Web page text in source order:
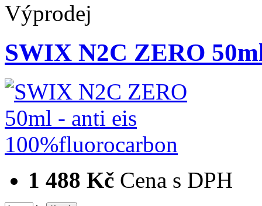
Výprodej
SWIX N2C ZERO
1 488 Kč Cena s DPH